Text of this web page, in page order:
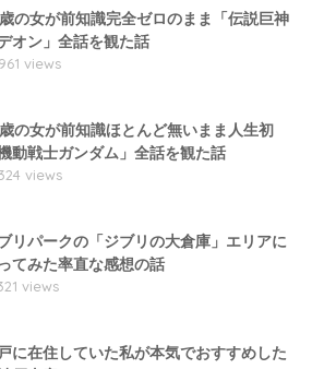
の女が前知識完全ゼロのまま「伝説巨神
オン」全話を観た話
views
の女が前知識ほとんど無いまま人生初
機動戦士ガンダム」全話を観た話
views
リパークの「ジブリの大倉庫」エリアに
てみた率直な感想の話
views
に在住していた私が本気でおすすめした